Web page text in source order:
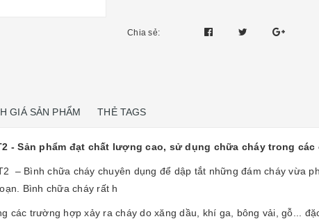
Chia sẻ:
GIÁ SẢN PHẨM THẺ TAGS
- Sản phẩm đạt chất lượng cao, sử dụng chữa cháy trong
– Bình chữa cháy chuyên dụng để dập tắt những đám cháy vừa
Bình chữa cháy rất h
các trường hợp xảy ra cháy do xăng dầu, khí ga, bông vải, gỗ...